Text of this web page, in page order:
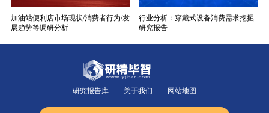
加油站便利店市场现状/消费者行为/发
展趋势等调研分析
行业分析：穿戴式设备消费需求挖掘
研究报告
研究报告库 关于我们 网站地图